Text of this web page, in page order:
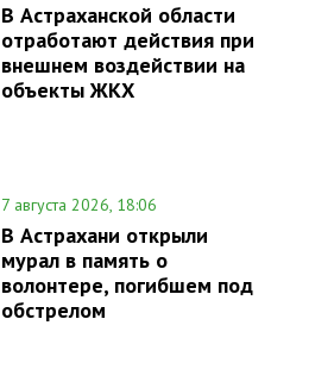
В Астраханской области
отработают действия при
внешнем воздействии на
объекты ЖКХ
7 августа 2026, 18:06
В Астрахани открыли
мурал в память о
волонтере, погибшем под
обстрелом